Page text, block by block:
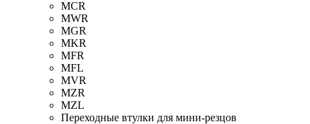
MCR
MWR
MGR
MKR
MFR
MFL
MVR
MZR
MZL
Переходные втулки для мини-резцов